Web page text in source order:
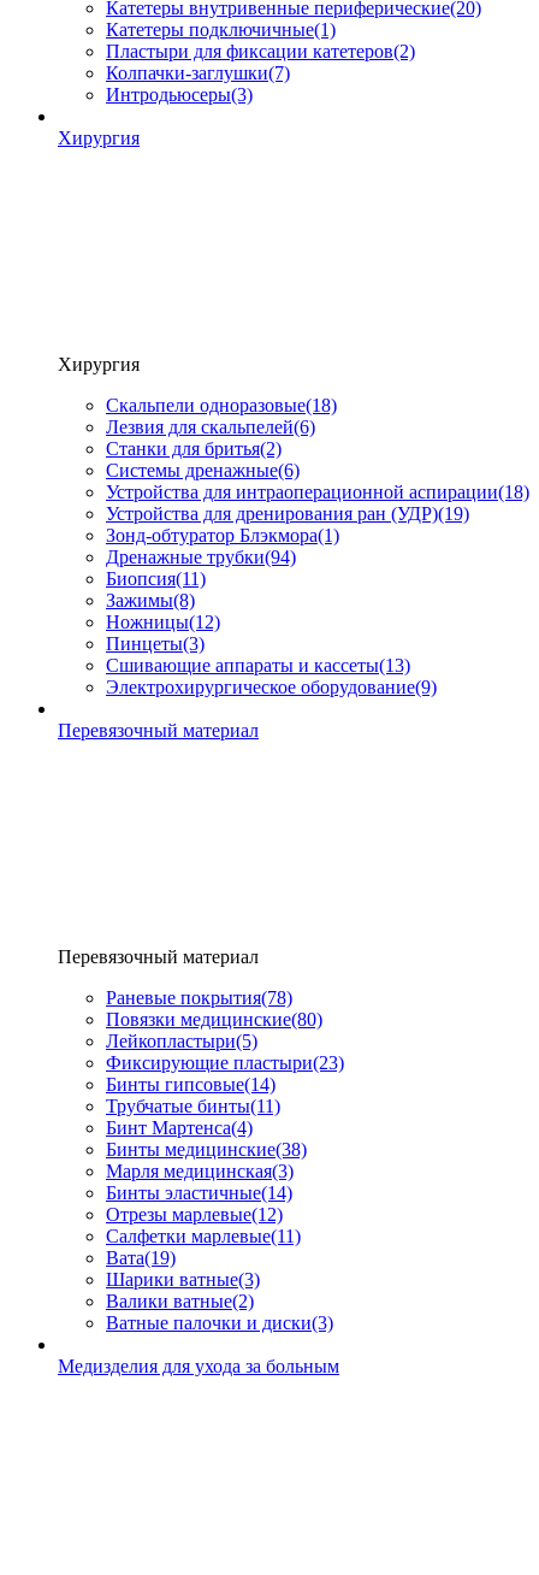
Катетеры внутривенные периферические(20)
Катетеры подключичные(1)
Пластыри для фиксации катетеров(2)
Колпачки-заглушки(7)
Интродьюсеры(3)
Хирургия
Хирургия
Скальпели одноразовые(18)
Лезвия для скальпелей(6)
Станки для бритья(2)
Системы дренажные(6)
Устройства для интраоперационной аспирации(18)
Устройства для дренирования ран (УДР)(19)
Зонд-обтуратор Блэкмора(1)
Дренажные трубки(94)
Биопсия(11)
Зажимы(8)
Ножницы(12)
Пинцеты(3)
Сшивающие аппараты и кассеты(13)
Электрохирургическое оборудование(9)
Перевязочный материал
Перевязочный материал
Раневые покрытия(78)
Повязки медицинские(80)
Лейкопластыри(5)
Фиксирующие пластыри(23)
Бинты гипсовые(14)
Трубчатые бинты(11)
Бинт Мартенса(4)
Бинты медицинские(38)
Марля медицинская(3)
Бинты эластичные(14)
Отрезы марлевые(12)
Салфетки марлевые(11)
Вата(19)
Шарики ватные(3)
Валики ватные(2)
Ватные палочки и диски(3)
Медизделия для ухода за больным